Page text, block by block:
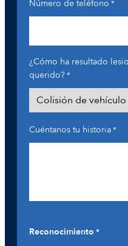
Número de teléfono *
¿Cómo ha resultado
querido?*
Cuéntanos tu historia*
Reconocimiento *